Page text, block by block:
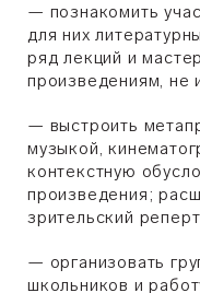
— познакомить
для них
ряд лекций и
произведениям, не
— выстроить
музыкой,
контекстную
произведения;
зрительский
— организовать
школьников и